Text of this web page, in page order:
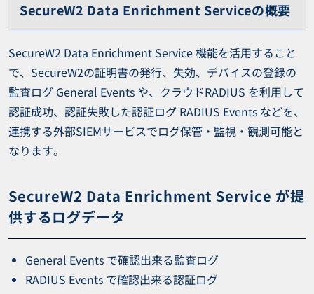
SecureW2 Data Enrichment Serviceの概要
SecureW2 Data Enrichment Service 機能を活用すること
で、SecureW2の証明書の発行、失効、デバイスの登録の
監査ログ General Events や、クラウドRADIUS を利用して
認証成功、認証失敗した認証ログ RADIUS Events などを、
連携する外部SIEMサービスでログ保管・監視・観測可能と
なります。
SecureW2 Data Enrichment Service が提
供するログデータ
General Events で確認出来る監査ログ
RADIUS Events で確認出来る認証ログ